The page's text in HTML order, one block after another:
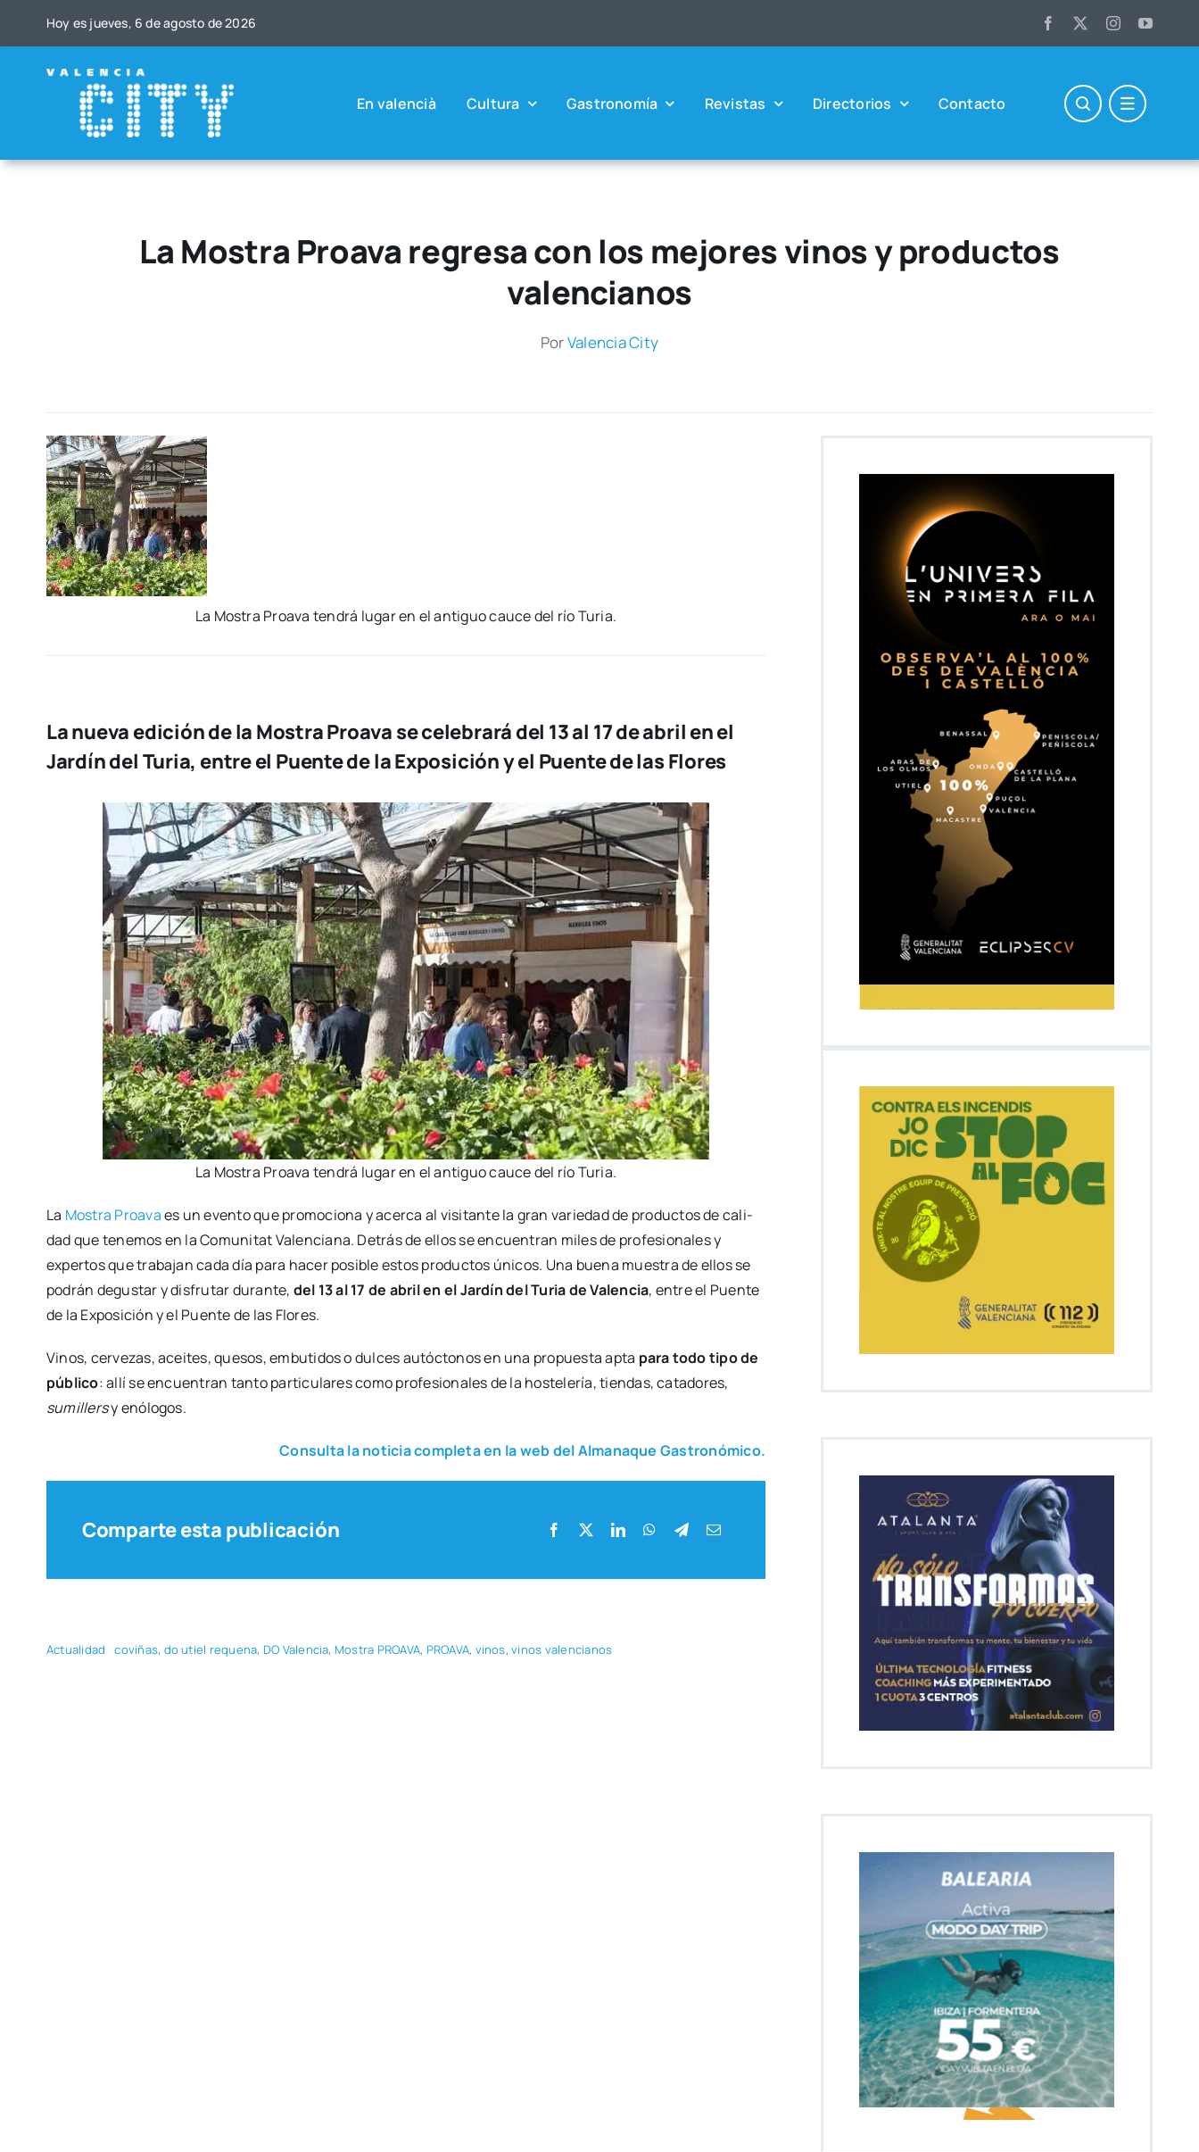
Hoy es jue­ves, 6 de agos­to de 2026
En valen­cià Cul­tu­ra Gas­tro­no­mía Revis­tas Direc­to­rios Con­tac­to
La Mostra Proava regresa con los mejores vinos y productos
valencianos
PorValen­cia City
La Mos­tra Proava ten­drá lugar en el anti­guo cau­ce del río Turia.
La nueva edición de la Mostra Proava se celebrará del 13 al 17 de abril en el
Jardín del Turia, entre el Puente de la Exposición y el Puente de las Flores
La Mos­tra Proava ten­drá lugar en el anti­guo cau­ce del río Turia.
La Mos­tra Proavaes un even­to que pro­mo­cio­na y acer­ca al visi­tan­te la gran varie­dad de pro­duc­tos de cali­
dad que tene­mos en la Comu­ni­tat Valen­cia­na. Detrás de ellos se encuen­tran miles de pro­fe­sio­na­les y
exper­tos que tra­ba­jan cada día para hacer posi­ble estos pro­duc­tos úni­cos. Una bue­na mues­tra de ellos se
podrán degus­tar y dis­fru­tar duran­te, del 13 al 17 de abril en el Jar­dín del Turia de Valen­cia, entre el Puen­te
de la Expo­si­ción y el Puen­te de las Flo­res.
Vinos, cer­ve­zas, acei­tes, que­sos, embu­ti­dos o dul­ces autóc­to­nos en una pro­pues­ta apta para todo tipo de
públi­co: allí se encuen­tran tan­to par­ti­cu­la­res como pro­fe­sio­na­les de la hos­te­le­ría, tien­das, cata­do­res,
sumi­llersy enó­lo­gos.
Con­sul­ta la noti­cia com­ple­ta en la web del Alma­na­que Gas­tro­nó­mi­co.
Comparte esta publicación
Actua­li­dad covi­ñas, do utiel reque­na, DO Valen­cia, Mos­tra PROAVA, PROAVA, vinos,vinos valen­cia­nos